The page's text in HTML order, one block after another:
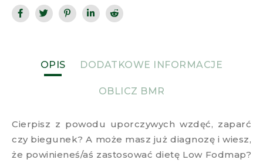
OPIS DODATKOWE INFORMACJE
OBLICZ BMR
Cierpisz z powodu uporczywych wzdęć, zaparć
czy biegunek? A może masz już diagnozę i wiesz,
że powinieneś/aś zastosować dietę Low Fodmap?